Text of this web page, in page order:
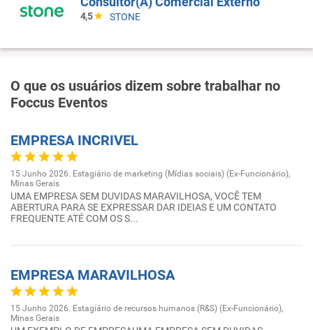
4,5 STONE
O que os usuários dizem sobre trabalhar no
Foccus Eventos
EMPRESA INCRIVEL
15 Junho 2026. Estagiário de marketing (Mídias sociais) (Ex-Funcionário),
Minas Gerais
UMA EMPRESA SEM DUVIDAS MARAVILHOSA, VOCÊ TEM
ABERTURA PARA SE EXPRESSAR DAR IDEIAS E UM CONTATO
FREQUENTE ATÉ COM OS S...
EMPRESA MARAVILHOSA
15 Junho 2026. Estagiário de recursos humanos (R&S) (Ex-Funcionário),
Minas Gerais